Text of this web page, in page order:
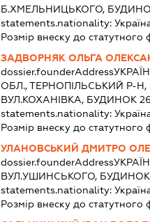
Б.ХМЕЛЬНИЦЬКОГО,
statements.nationality:
Розмір внеску до статутного
ЗАДВОРНЯК ОЛЬГА
dossier.founderAddress
ОБЛ., ТЕРНОПІЛЬСЬКИЙ Р-Н,
ВУЛ.КОХАНІВКА, БУДИНОК 26
statements.nationality:
Розмір внеску до статутного
УЛАНОВСЬКИЙ ДМИТРО
dossier.founderAddress
ВУЛ.УШИНСЬКОГО, БУДИНОК
statements.nationality:
Розмір внеску до статутного